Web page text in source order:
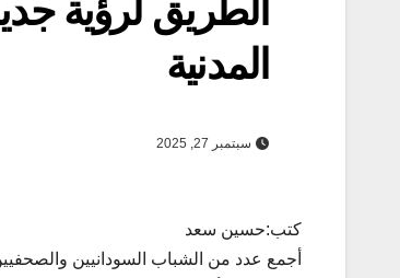
الطريق لرؤية
المدنية
سبتمبر 27, 2025
كتب:حسين سعد
أجمع عدد من الشباب السودانيين